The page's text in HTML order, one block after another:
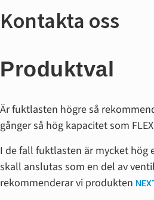
Kontakta oss
Produktval
Är fuktlasten högre så
gånger så hög kapacitet som
I de fall fuktlasten är mycket hög
skall anslutas som en del av
rekommenderar vi produkten